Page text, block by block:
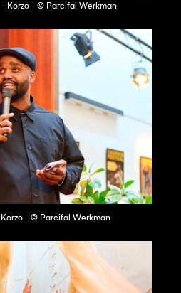
Korzo - © Parcifal Werkman
- © Parcifal Werkman